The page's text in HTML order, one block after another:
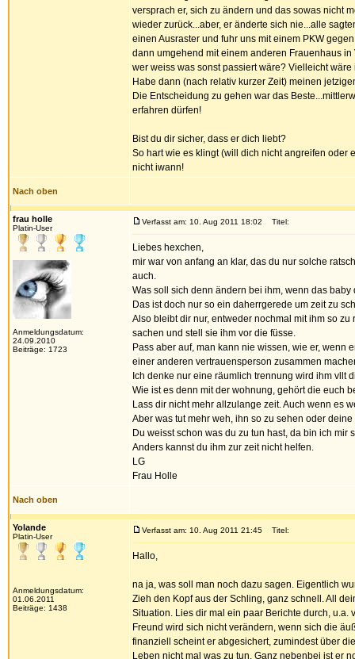
versprach er, sich zu ändern und das sowas nicht
wieder zurück...aber, er änderte sich nie...alle
einen Ausraster und fuhr uns mit einem PKW
dann umgehend mit einem anderen Frauenhaus
wer weiss was sonst passiert wäre? Vielleicht wäre
Habe dann (nach relativ kurzer Zeit) meinen
Die Entscheidung zu gehen war das
erfahren dürfen!
Bist du dir sicher, dass er dich liebt?
So hart wie es klingt (will dich nicht angreifen oder
nicht iwann!
Nach oben
frau holle
Platin-User
Anmeldungsdatum:
24.09.2010
Beiträge: 1723
Verfasst am: 10. Aug 2011 18:02 Titel:
Liebes hexchen,
mir war von anfang an klar, das du nur solche
auch.
Was soll sich denn ändern bei ihm, wenn das baby
Das ist doch nur so ein daherrgerede um zeit zu
Also bleibt dir nur, entweder nochmal mit ihm so
sachen und stell sie ihm vor die füsse.
Pass aber auf, man kann nie wissen, wie er, wenn
einer anderen vertrauensperson zusammen
Ich denke nur eine räumlich trennung wird ihm vllt
Wie ist es denn mit der wohnung, gehört die euch
Lass dir nicht mehr allzulange zeit. Auch wenn es
Aber was tut mehr weh, ihn so zu sehen oder
Du weisst schon was du zu tun hast, da bin ich mir
Anders kannst du ihm zur zeit nicht helfen.
LG
Frau Holle
Nach oben
Yolande
Platin-User
Anmeldungsdatum:
01.06.2011
Beiträge: 1438
Verfasst am: 10. Aug 2011 21:45 Titel:
Hallo,
na ja, was soll man noch dazu sagen. Eigentlich
Zieh den Kopf aus der Schling, ganz schnell. All
Situation. Lies dir mal ein paar Berichte durch,
Freund wird sich nicht verändern, wenn sich die
finanziell scheint er abgesichert, zumindest über
Leben nicht mal was zu tun. Ganz nebenbei ist er